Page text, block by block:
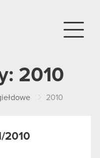
2010
2010
2010